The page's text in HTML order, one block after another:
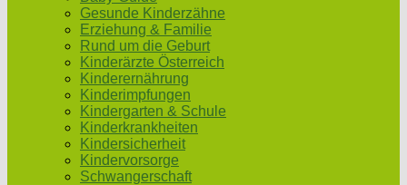
Gesunde Kinderzähne
Erziehung & Familie
Rund um die Geburt
Kinderärzte Österreich
Kinderernährung
Kinderimpfungen
Kindergarten & Schule
Kinderkrankheiten
Kindersicherheit
Kindervorsorge
Schwangerschaft